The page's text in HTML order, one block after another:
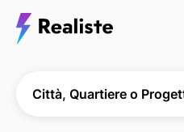
Città, Quartiere o